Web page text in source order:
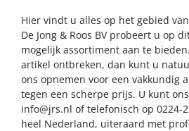
Hier vindt u alles op het gebied
De Jong & Roos BV probeert u op
mogelijk assortiment aan te
artikel ontbreken, dan kunt u
ons opnemen voor een vakkundig
tegen een scherpe prijs. U kunt
info@jrs.nl of telefonisch op 0224-
heel Nederland, uiteraard met